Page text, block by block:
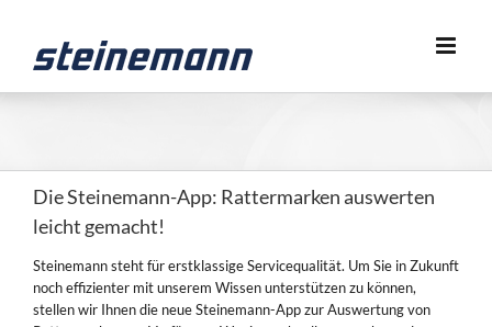
springen
Die Steinemann-App: Rattermarken auswerten
leicht gemacht!
Steinemann steht für erstklassige Servicequalität. Um Sie in Zukunft
noch effizienter mit unserem Wissen unterstützen zu können,
stellen wir Ihnen die neue Steinemann-App zur Auswertung von